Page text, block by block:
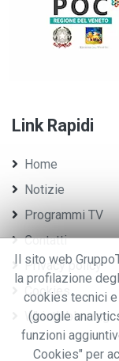
Link Rapidi
Home
Notizie
Programmi TV
Contatti
Privacy policy
Cookies
Whistleblowing
Il sito web
la profilazione
cookies tecnici
(google
funzioni
Cookies" per